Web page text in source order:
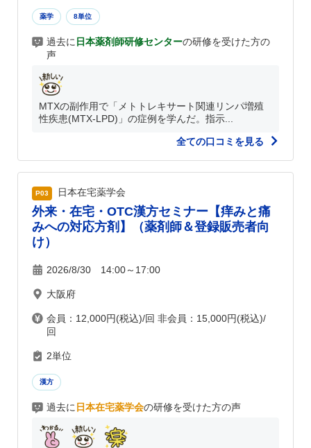
薬学 8単位
過去に 日本薬剤師研修センターの研修を受けた方の
声
MTXの副作用で「メトトレキサート関連リンパ増殖
性疾患(MTX-LPD)」の症例を学んだ。指示...
全ての口コミを見る
P03 日本在宅薬学会
外来・在宅・OTC漢方セミナー【痒みと痛
みへの対応方剤】（薬剤師＆登録販売者向
け）
2026/8/30 14:00～17:00
大阪府
会員：12,000円(税込)/回 非会員：15,000円(税込)/
回
2単位
漢方
過去に 日本在宅薬学会の研修を受けた方の声